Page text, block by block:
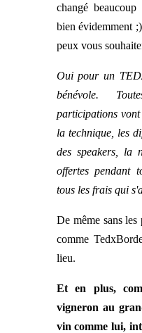
changé
bien évidemment
peux vous
Oui pour un
bénévole.
participations
la technique, les
des speakers, la
offertes pendant
tous les frais qui
De même sans les
comme
lieu.
Et en plus,
vigneron au
vin comme lui,